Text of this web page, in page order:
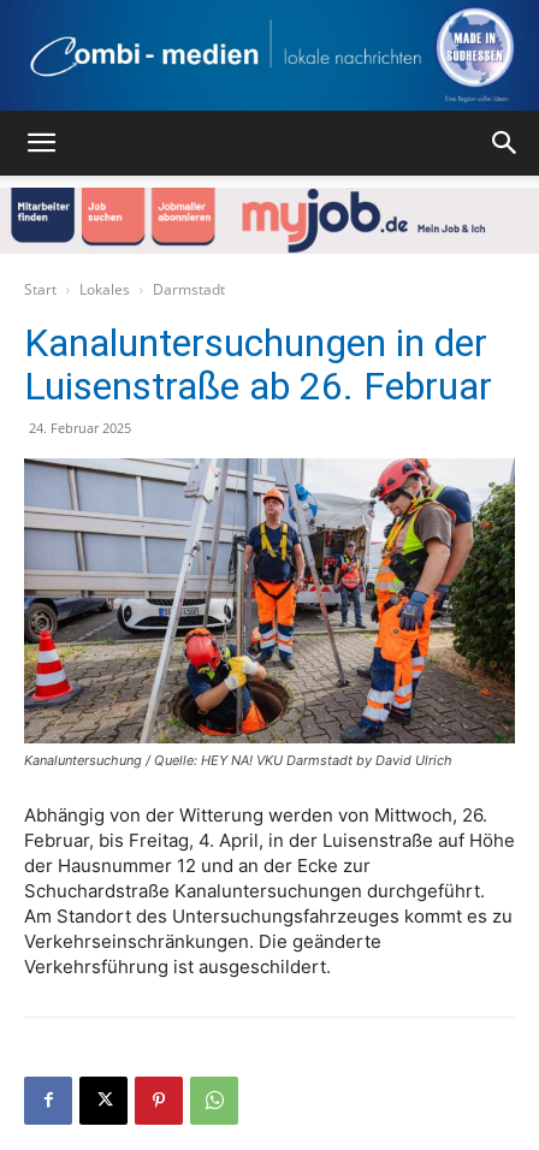
Verlag
Start Lokales Darmstadt
Kanaluntersuchungen in der
Luisenstraße ab 26. Februar
24. Februar 2025
Kanaluntersuchung / Quelle: HEY NA! VKU Darmstadt by David Ulrich
Abhängig von der Witterung werden von Mittwoch, 26.
Februar, bis Freitag, 4. April, in der Luisenstraße auf Höhe
der Hausnummer 12 und an der Ecke zur
Schuchardstraße Kanaluntersuchungen durchgeführt.
Am Standort des Untersuchungsfahrzeuges kommt es zu
Verkehrseinschränkungen. Die geänderte
Verkehrsführung ist ausgeschildert.